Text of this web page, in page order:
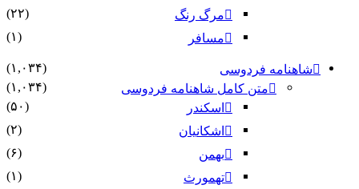
مرگ رنگ
(۲۲)
مسافر
(۱)
شاهنامه فردوسی
(۱,۰۳۴)
متن کامل شاهنامه فردوسی
(۱,۰۳۴)
اسکندر
(۵۰)
اشکانیان
(۲)
بهمن
(۶)
تهمورث
(۱)